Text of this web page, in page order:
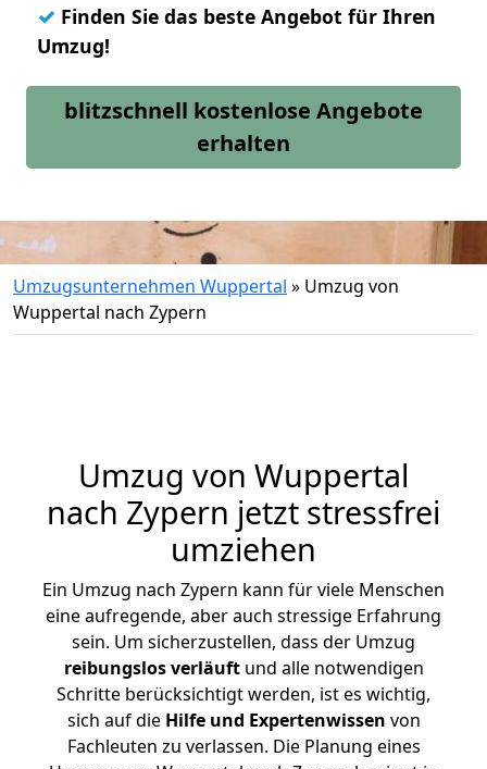
✓ Finden Sie das beste Angebot für Ihren
Umzug!
blitzschnell kostenlose Angebote
erhalten
Umzugsunternehmen Wuppertal » Umzug von
Wuppertal nach Zypern
Umzug von Wuppertal
nach Zypern jetzt stressfrei
umziehen
Ein Umzug nach Zypern kann für viele Menschen
eine aufregende, aber auch stressige Erfahrung
sein. Um sicherzustellen, dass der Umzug
reibungslos verläuftund alle notwendigen
Schritte berücksichtigt werden, ist es wichtig,
sich auf die Hilfe und Expertenwissen von
Fachleuten zu verlassen. Die Planung eines